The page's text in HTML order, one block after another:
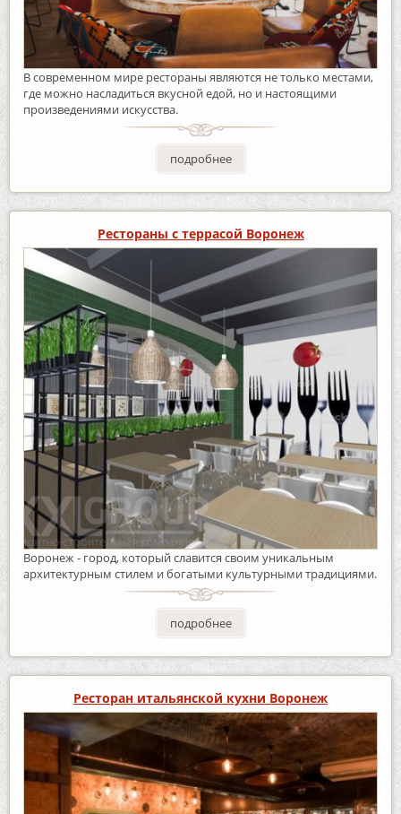
В современном мире рестораны являются не только местами,
где можно насладиться вкусной едой, но и настоящими
произведениями искусства.
подробнее
Рестораны с террасой Воронеж
Воронеж - город, который славится своим уникальным
архитектурным стилем и богатыми культурными традициями.
подробнее
Ресторан итальянской кухни Воронеж